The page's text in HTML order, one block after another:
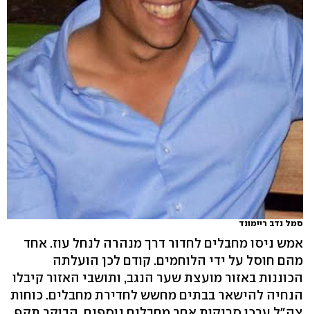
סמל נדב ריימונד
אמש ניסו מחבלים לחדור דרך מנהרה לנחל עוז. אחד
מהם חוסל על ידי הלוחמים. קודם לכן הועלתה
הכוננות באזור מועצת שער הנגב, ותושבי האזור קיבלו
הנחיה להישאר בבתים מחשש לחדירת מחבלים. כוחות